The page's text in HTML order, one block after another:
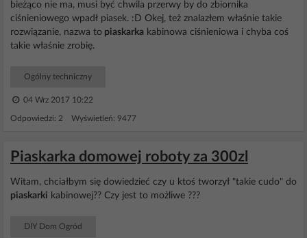
bieżąco nie ma, musi być chwila przerwy by do zbiornika
ciśnieniowego wpadł piasek. :D Okej, też znalazłem właśnie takie
rozwiązanie, nazwa to piaskarka kabinowa ciśnieniowa i chyba coś
takie właśnie zrobię.
Ogólny techniczny
04 Wrz 2017 10:22
Odpowiedzi: 2 Wyświetleń: 9477
Piaskarka domowej roboty za 300zl
Witam, chciałbym się dowiedzieć czy u ktoś tworzył "takie cudo" do
piaskarki kabinowej?? Czy jest to możliwe ???
DIY Dom Ogród